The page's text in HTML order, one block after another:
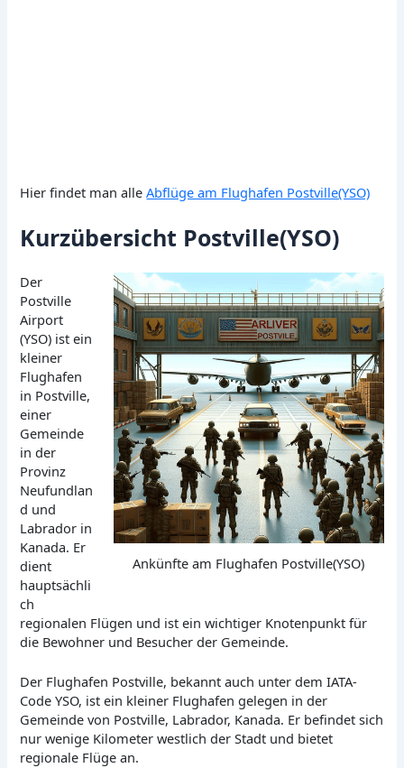
Hier findet man alleAbflüge am Flughafen Postville(YSO)
Kurzübersicht Postville(YSO)
Ankünfte am Flughafen Postville(YSO)
Der
Postville
Airport
(YSO) ist ein
kleiner
Flughafen
in Postville,
einer
Gemeinde
in der
Provinz
Neufundlan
d und
Labrador in
Kanada. Er
dient
hauptsächli
ch
regionalen Flügen und ist ein wichtiger Knotenpunkt für
die Bewohner und Besucher der Gemeinde.
Der Flughafen Postville, bekannt auch unter dem IATA-
Code YSO, ist ein kleiner Flughafen gelegen in der
Gemeinde von Postville, Labrador, Kanada. Er befindet sich
nur wenige Kilometer westlich der Stadt und bietet
regionale Flüge an.